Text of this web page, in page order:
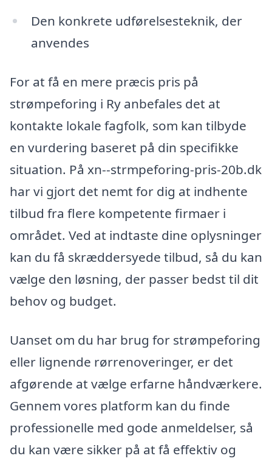
Den konkrete udførelsesteknik, der
anvendes
For at få en mere præcis pris på
strømpeforing i Ry anbefales det at
kontakte lokale fagfolk, som kan tilbyde
en vurdering baseret på din specifikke
situation. På xn--strmpeforing-pris-20b.dk
har vi gjort det nemt for dig at indhente
tilbud fra flere kompetente firmaer i
området. Ved at indtaste dine oplysninger
kan du få skræddersyede tilbud, så du kan
vælge den løsning, der passer bedst til dit
behov og budget.
Uanset om du har brug for strømpeforing
eller lignende rørrenoveringer, er det
afgørende at vælge erfarne håndværkere.
Gennem vores platform kan du finde
professionelle med gode anmeldelser, så
du kan være sikker på at få effektiv og